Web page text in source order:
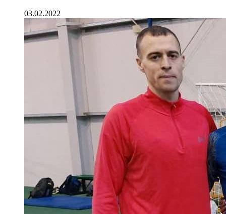
03.02.2022